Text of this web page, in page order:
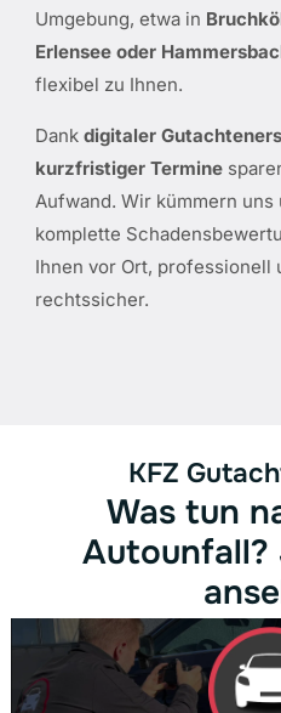
Umgebung, etwa in
Erlensee oder
flexibel zu Ihnen.
Dank digitaler
kurzfristiger Termine
Aufwand. Wir kümmern uns
komplette
Ihnen vor Ort, professionell
rechtssicher.
KFZ
Was tun
Autounfall?